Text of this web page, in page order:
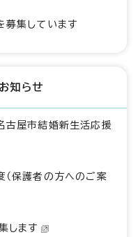
集しています
知らせ
古屋市結婚新生活応援
（保護者の方へのご案
します